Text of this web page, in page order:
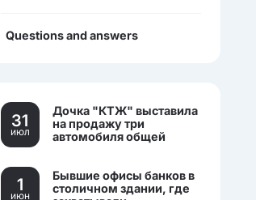
Questions and answers
31
июл
Дочка "КТЖ" выставила
на продажу три
автомобиля общей
1
июн
Бывшие офисы банков в
столичном здании, где